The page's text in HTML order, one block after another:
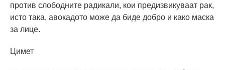
против слободните радикали, кои предизвикуваат рак,
исто така, авокадото може да биде добро и како маска
за лице.
Цимет